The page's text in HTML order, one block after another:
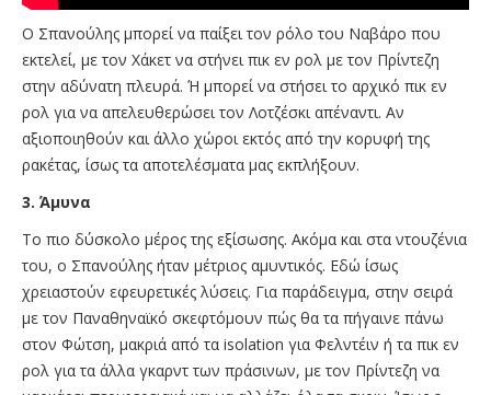
Ο Σπανούλης μπορεί να παίξει τον ρόλο του Ναβάρο που
εκτελεί, με τον Χάκετ να στήνει πικ εν ρολ με τον Πρίντεζη
στην αδύνατη πλευρά. Ή μπορεί να στήσει το αρχικό πικ εν
ρολ για να απελευθερώσει τον Λοτζέσκι απέναντι. Αν
αξιοποιηθούν και άλλο χώροι εκτός από την κορυφή της
ρακέτας, ίσως τα αποτελέσματα μας εκπλήξουν.
3. Άμυνα
Το πιο δύσκολο μέρος της εξίσωσης. Ακόμα και στα ντουζένια
του, ο Σπανούλης ήταν μέτριος αμυντικός. Εδώ ίσως
χρειαστούν εφευρετικές λύσεις. Για παράδειγμα, στην σειρά
με τον Παναθηναϊκό σκεφτόμουν πώς θα τα πήγαινε πάνω
στον Φώτση, μακριά από τα isolation για Φελντέιν ή τα πικ εν
ρολ για τα άλλα γκαρντ των πράσινων, με τον Πρίντεζη να